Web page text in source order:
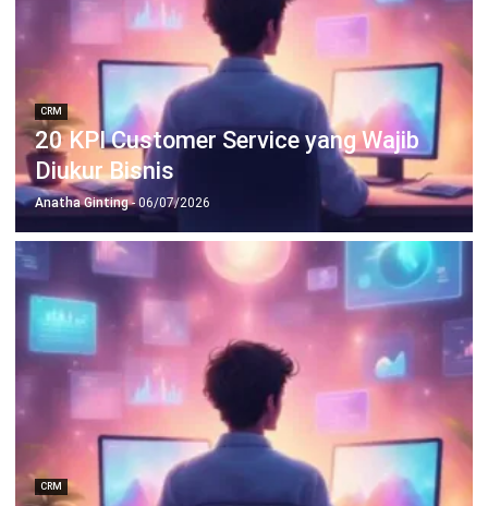
Jalankan Bisnis Lebih Mudah
Bersama HashMicro
Mulai demo gratis hari ini tanpa komitmen. Dapatkan solusi terbaik
untuk bisnis yang lebih efisien.
Coba Gratis